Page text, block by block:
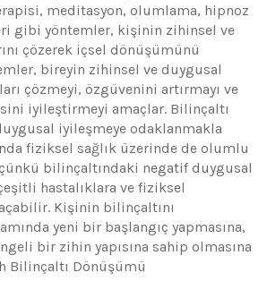
meditasyon, olumlama, hipnoz
gibi yöntemler, kişinin zihinsel ve
çözerek içsel dönüşümünü
bireyin zihinsel ve duygusal
çözmeyi, özgüvenini artırmayı ve
iyileştirmeyi amaçlar. Bilinçaltı
iyileşmeye odaklanmakla
fiziksel sağlık üzerinde de olumlu
bilinçaltındaki negatif duygusal
hastalıklara ve fiziksel
Kişinin bilinçaltını
yeni bir başlangıç yapmasına,
bir zihin yapısına sahip olmasına
Bilinçaltı Dönüşümü